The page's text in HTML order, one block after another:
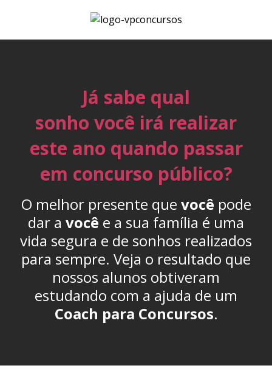
Já sabe qual
sonho você irá realizar
este ano quando passar
em concurso público?
O melhor presente que você pode
dar a você e a sua família é uma
vida segura e de sonhos realizados
para sempre. Veja o resultado que
nossos alunos obtiveram
estudando com a ajuda de um
Coach para Concursos.